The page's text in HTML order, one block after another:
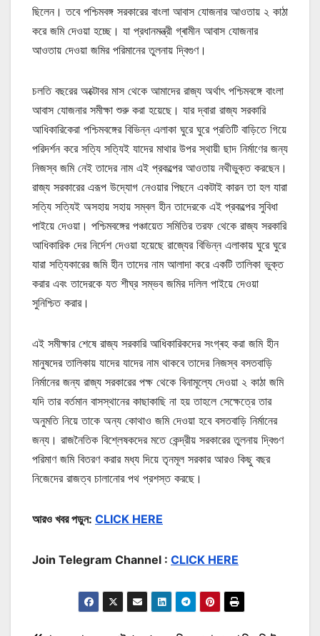
ছিলেন। তবে পশ্চিমবঙ্গ সরকারের বাংলা আবাস যোজনার আওতায় ২ কাঠা
করে জমি দেওয়া হচ্ছে। যা প্রধানমন্ত্রী গ্ৰামীন আবাস যোজনার
আওতায় দেওয়া জমির পরিমানের তুলনায় দ্বিগুণ।
চলতি বছরের অক্টোবর মাস থেকে আমাদের রাজ্য অর্থাৎ পশ্চিমবঙ্গে বাংলা
আবাস যোজনার সমীক্ষা শুরু করা হয়েছে। যার দ্বারা রাজ্য সরকারি
আধিকারিকেরা পশ্চিমবঙ্গের বিভিন্ন এলাকা ঘুরে ঘুরে প্রতিটি বাড়িতে গিয়ে
পরিদর্শন করে সত্যি সত্যিই যাদের মাথার উপর স্থায়ী ছাদ নির্মাণের জন্য
নিজস্ব জমি নেই তাদের নাম এই প্রকল্পের আওতায় নথীভুক্ত করছেন।
রাজ্য সরকারের এরূপ উদ্যোগ নেওয়ার পিছনে একটাই কারন তা হল যারা
সত্যি সত্যিই অসহায় সহায় সম্বল হীন তাদেরকে এই প্রকল্পের সুবিধা
পাইয়ে দেওয়া। পশ্চিমবঙ্গের পঞ্চায়েত সমিতির তরফ থেকে রাজ্য সরকারি
আধিকারিক দের নির্দেশ দেওয়া হয়েছে রাজ্যের বিভিন্ন এলাকায় ঘুরে ঘুরে
যারা সত্যিকারের জমি হীন তাদের নাম আলাদা করে একটি তালিকা ভুক্ত
করার এবং তাদেরকে যত শীঘ্র সম্ভব জমির দলিল পাইয়ে দেওয়া
সুনিশ্চিত করার।
এই সমীক্ষার শেষে রাজ্য সরকারি আধিকারিকদের সংগ্ৰহ করা জমি হীন
মানুষদের তালিকায় যাদের যাদের নাম থাকবে তাদের নিজস্ব বসতবাড়ি
নির্মানের জন্য রাজ্য সরকারের পক্ষ থেকে বিনামূল্যে দেওয়া ২ কাঠা জমি
যদি তার বর্তমান বাসস্থানের কাছাকাছি না হয় তাহলে সেক্ষেত্রে তার
অনুমতি নিয়ে তাকে অন্য কোথাও জমি দেওয়া হবে বসতবাড়ি নির্মানের
জন্য। রাজনৈতিক বিশ্লেষকদের মতে কেন্দ্রীয় সরকারের তুলনায় দ্বিগুণ
পরিমাণ জমি বিতরণ করার মধ্য দিয়ে তৃনমূল সরকার আরও কিছু বছর
নিজেদের রাজত্ব চালানোর পথ প্রশস্ত করছে।
আরও খবর পড়ুন: CLICK HERE
Join Telegram Channel : CLICK HERE